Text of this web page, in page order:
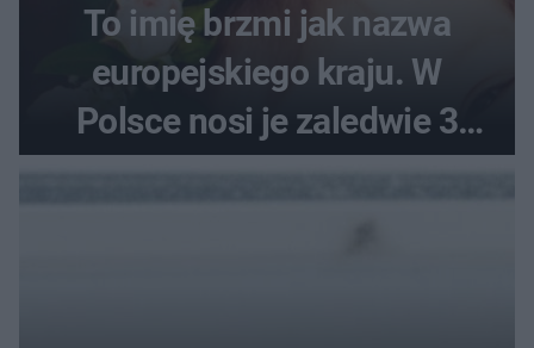
To imię brzmi jak nazwa
europejskiego kraju. W
Polsce nosi je zaledwie 3
kobiety